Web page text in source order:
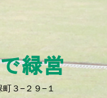
３−２９−１